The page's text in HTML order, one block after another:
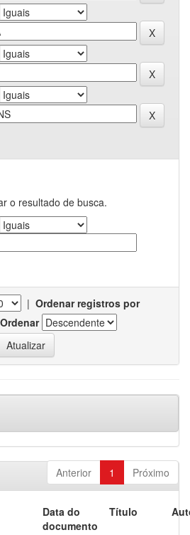
o resultado de busca.
| Ordenar registros por
Ordenar
Anterior 1 Próximo
Data do
documento
Título